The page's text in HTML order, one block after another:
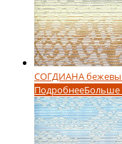
СОГДИАНА
Подробнее